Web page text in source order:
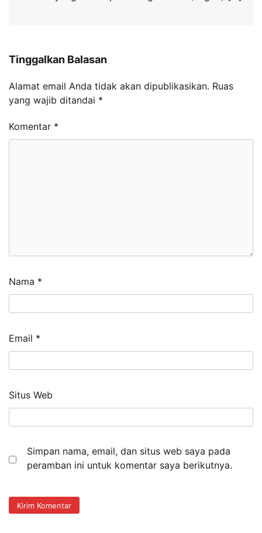
Tinggalkan Balasan
Alamat email Anda tidak akan dipublikasikan. Ruas
yang wajib ditandai *
Komentar *
Nama *
Email *
Situs Web
Simpan nama, email, dan situs web saya pada
peramban ini untuk komentar saya berikutnya.